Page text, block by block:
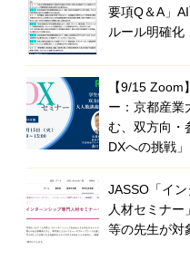
要項Q＆A」
ルール明確化
【9/15 Zoom
ー：京都産業
む、双方向・
DXへの挑戦」
JASSO「イ
人材セミナ
等の先生が対